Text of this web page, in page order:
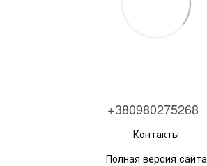
+380980275268
Контакты
Полная версия сайта